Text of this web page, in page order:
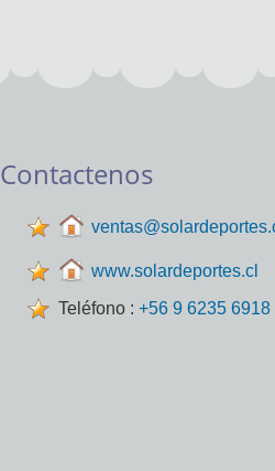
Contactenos
www.solardeportes.cl
Teléfono : +56 9 6235 6918